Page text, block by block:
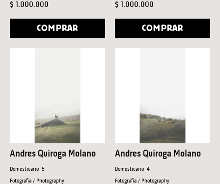
$ 1.000.000
COMPRAR
$ 1.000.000
COMPRAR
Andres Quiroga Molano
Domesticario_5
Fotografía / Photography
Andres Quiroga Molano
Domesticario_4
Fotografía / Photography